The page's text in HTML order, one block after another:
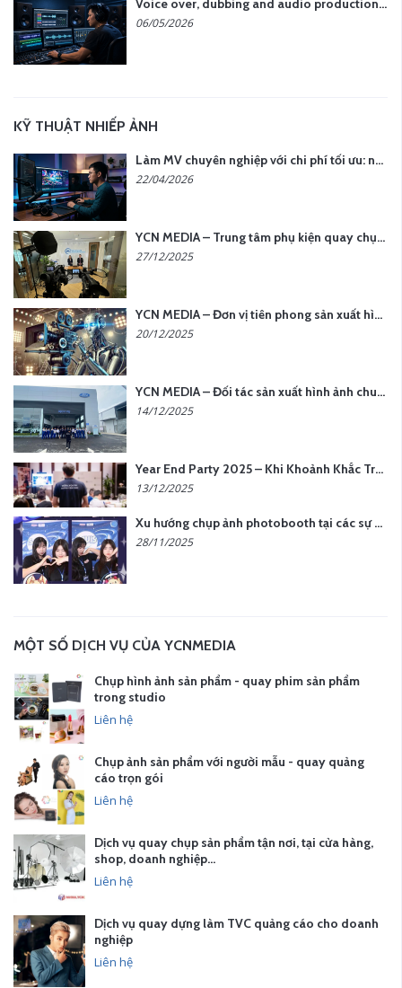
Voice over, dubbing and audio production services in Vietnam for global content
06/05/2026
KỸ THUẬT NHIẾP ẢNH
Làm MV chuyên nghiệp với chi phí tối ưu: nên chọn quay thực tế hay video AI?
22/04/2026
YCN MEDIA – Trung tâm phụ kiện quay chụp tại Hà Nội
27/12/2025
YCN MEDIA – Đơn vị tiên phong sản xuất hình ảnh & âm thanh bằng AI tại Hà Nội
20/12/2025
YCN MEDIA – Đối tác sản xuất hình ảnh chuyên nghiệp cho doanh nghiệp tại Hà Nội
14/12/2025
Year End Party 2025 – Khi Khoảnh Khắc Trở Thành Dấu Ấn | Gói Ưu Đãi Tháng 12 Từ YCN Media
13/12/2025
Xu hướng chụp ảnh photobooth tại các sự kiện hiện nay
28/11/2025
MỘT SỐ DỊCH VỤ CỦA YCNMEDIA
Chụp hình ảnh sản phẩm - quay phim sản phẩm
trong studio
Liên hệ
Chụp ảnh sản phẩm với người mẫu - quay quảng
cáo trọn gói
Liên hệ
Dịch vụ quay chụp sản phẩm tận nơi, tại cửa hàng,
shop, doanh nghiệp…
Liên hệ
Dịch vụ quay dựng làm TVC quảng cáo cho doanh
nghiệp
Liên hệ